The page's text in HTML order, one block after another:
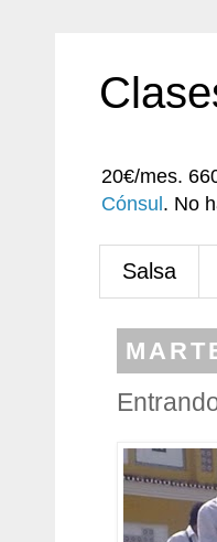
20€/mes.
Cónsul . No
Salsa